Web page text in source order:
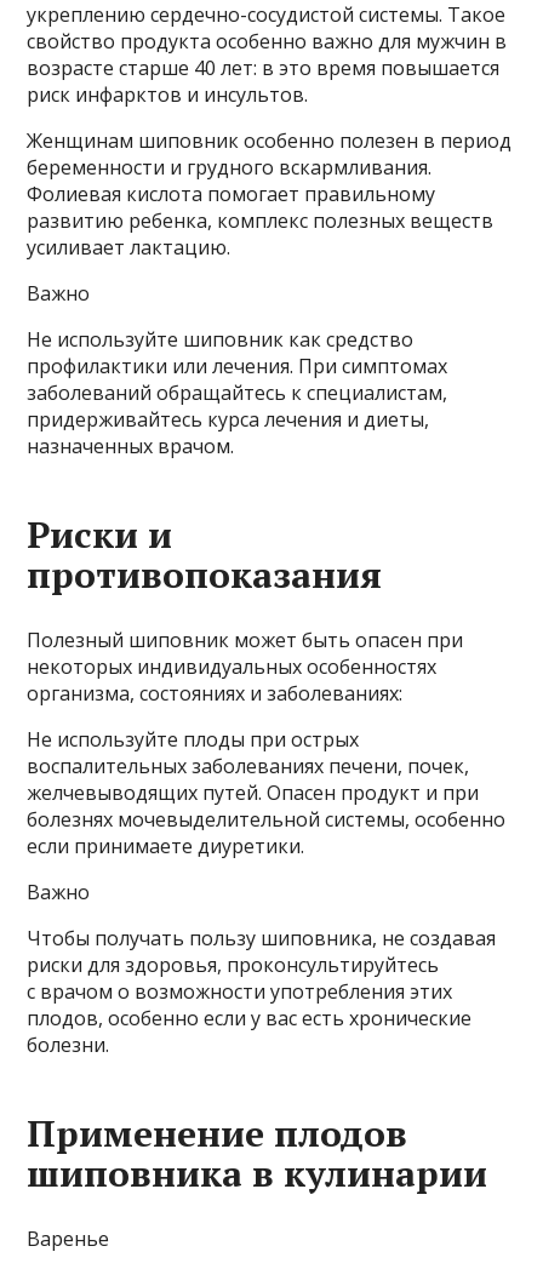
укреплению сердечно-сосудистой системы. Такое
свойство продукта особенно важно для мужчин в
возрасте старше 40 лет: в это время повышается
риск инфарктов и инсультов.
Женщинам шиповник особенно полезен в период
беременности и грудного вскармливания.
Фолиевая кислота помогает правильному
развитию ребенка, комплекс полезных веществ
усиливает лактацию.
Важно
Не используйте шиповник как средство
профилактики или лечения. При симптомах
заболеваний обращайтесь к специалистам,
придерживайтесь курса лечения и диеты,
назначенных врачом.
Риски и
противопоказания
Полезный шиповник может быть опасен при
некоторых индивидуальных особенностях
организма, состояниях и заболеваниях:
Не используйте плоды при острых
воспалительных заболеваниях печени, почек,
желчевыводящих путей. Опасен продукт и при
болезнях мочевыделительной системы, особенно
если принимаете диуретики.
Важно
Чтобы получать пользу шиповника, не создавая
риски для здоровья, проконсультируйтесь
с врачом о возможности употребления этих
плодов, особенно если у вас есть хронические
болезни.
Применение плодов
шиповника в кулинарии
Варенье